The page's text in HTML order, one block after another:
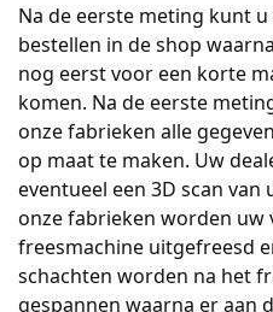
Na de eerste meting kunt
bestellen in de shop
nog eerst voor een korte
komen. Na de eerste
onze fabrieken alle
op maat te maken. Uw
eventueel een 3D scan
onze fabrieken worden uw
freesmachine uitgefreesd
schachten worden na het
gespannen waarna er aan